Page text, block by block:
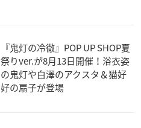
『鬼灯の冷徹』POP UP SHOP夏
祭りver.が8月13日開催！浴衣姿
の鬼灯や白澤のアクスタ＆猫好
好の扇子が登場